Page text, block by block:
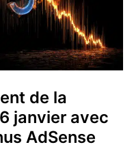
de la
janvier avec
AdSense